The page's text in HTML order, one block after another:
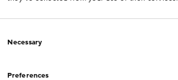
Selection
Necessary
Preferences